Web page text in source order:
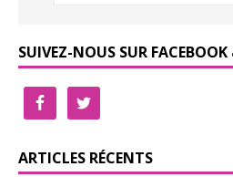
SUIVEZ-NOUS SUR
ARTICLES RÉCENTS